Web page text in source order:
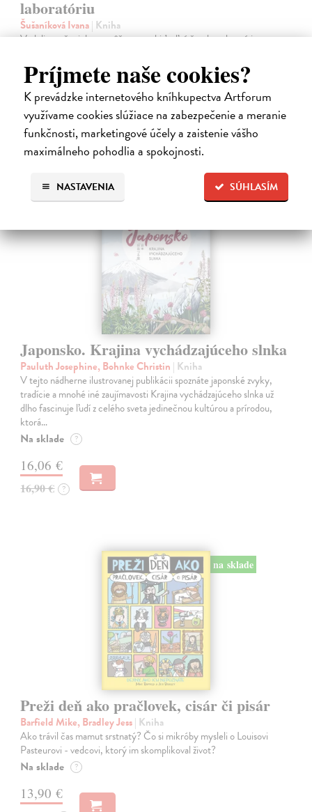
Príjmete naše cookies?
K prevádzke internetového kníhkupectva Artforum
využívame cookies slúžiace na zabezpečenie a meranie
funkčnosti, marketingové účely a zaistenie vášho
maximálneho pohodlia a spokojnosti.
SÚHLASÍM
NASTAVENIA
laboratóriu
Šušaníková Ivana| Kniha
Vedeli ste, že si doma môžete vyrobiť soľné šperky, vlastné jogurty,
jednoduchých pokusov s bežnými predmetmi a materiálmi.
Na sklade ?
14,20 €
14,95 € ?
Japonsko. Krajina vychádzajúceho slnka
Pauluth Josephine, Bohnke Christin | Kniha
V tejto nádherne ilustrovanej publikácii spoznáte japonské zvyky,
tradície a mnohé iné zaujímavosti Krajina vychádzajúceho slnka už
dlho fascinuje ľudí z celého sveta jedinečnou kultúrou a prírodou,
ktorá…
Na sklade ?
16,06 €
16,90 € ?
na sklade
Preži deň ako pračlovek, cisár či pisár
Barfield Mike, Bradley Jess| Kniha
Ako trávil čas mamut srstnatý? Čo si mikróby mysleli o Louisovi
Pasteurovi - vedcovi, ktorý im skomplikoval život?
Na sklade ?
13,90 €